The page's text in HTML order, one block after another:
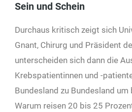
Sein und Schein
Durchaus kritisch zeigt sich
Gnant, Chirurg und Präsident
unterscheiden sich dann die
Krebspatientinnen und -
Bundesland zu Bundesland
Warum reisen 20 bis 25